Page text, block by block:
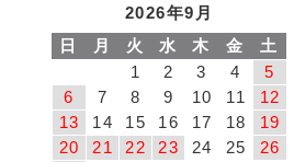
2026年9月
日
月 火 水 木 金
土
1
2 3 4
5
6
7 8 9 10 11
12
13
14 15 16 17 18
19
20
21 22 23 24 25
26